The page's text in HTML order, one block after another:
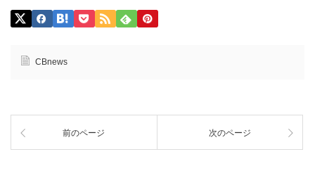
CBnews
前のページ 次のページ